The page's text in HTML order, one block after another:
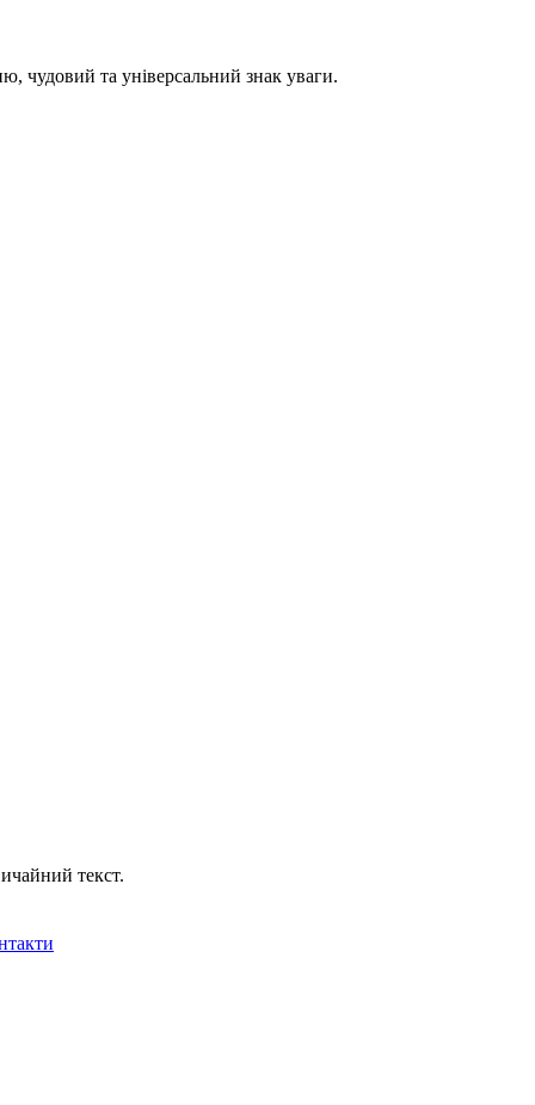
чудовий та універсальний знак уваги.
текст.